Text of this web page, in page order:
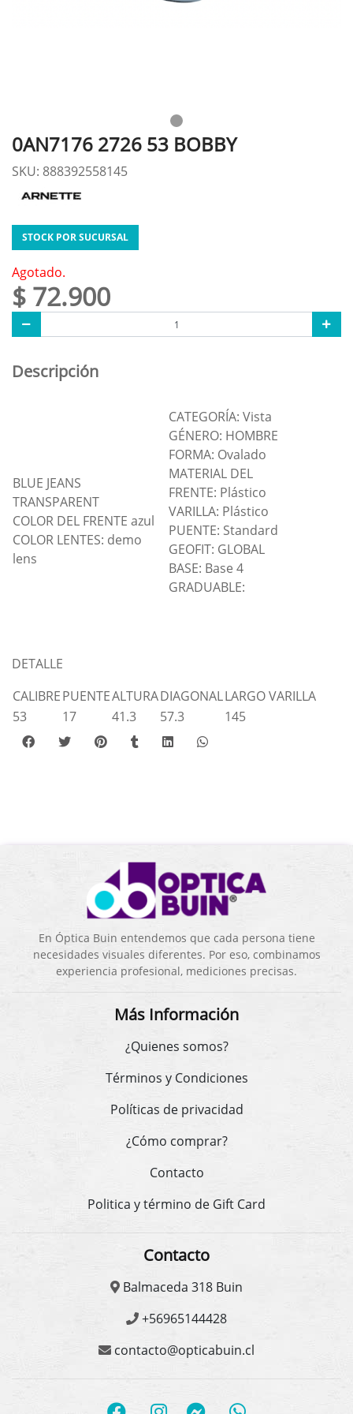
0AN7176 2726 53 BOBBY
SKU: 888392558145
STOCK POR SUCURSAL
Agotado.
$ 72.900
Descripción
BLUE JEANS
TRANSPARENT
COLOR DEL FRENTE azul
COLOR LENTES: demo
lens
CATEGORÍA: Vista
GÉNERO: HOMBRE
FORMA: Ovalado
MATERIAL DEL
FRENTE: Plástico
VARILLA: Plástico
PUENTE: Standard
GEOFIT: GLOBAL
BASE: Base 4
GRADUABLE:
DETALLE
CALIBREPUENTEALTURADIAGONALLARGO VARILLA
53
17 41.3 57.3 145
En Óptica Buin entendemos que cada persona tiene
necesidades visuales diferentes. Por eso, combinamos
experiencia profesional, mediciones precisas.
Más Información
¿Quienes somos?
Términos y Condiciones
Políticas de privacidad
¿Cómo comprar?
Contacto
Politica y término de Gift Card
Contacto
Balmaceda 318 Buin
+56965144428
contacto@opticabuin.cl